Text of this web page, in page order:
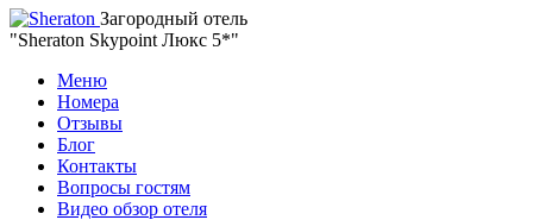
Загородный отель
"Sheraton Skypoint Люкс 5*"
Меню
Номера
Отзывы
Блог
Контакты
Вопросы гостям
Видео обзор отеля